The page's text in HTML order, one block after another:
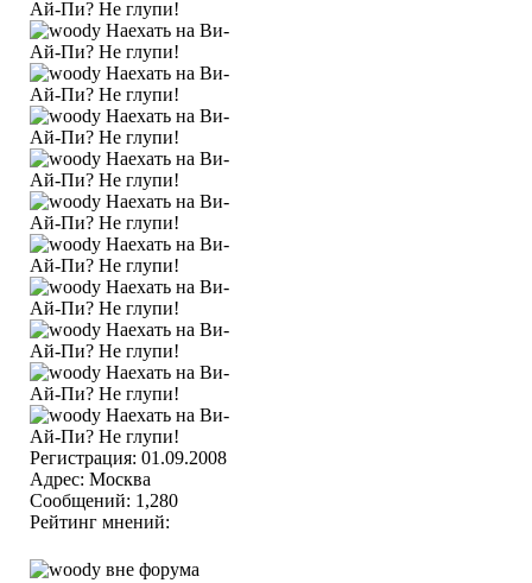
Регистрация: 01.09.2008
Адрес: Москва
Сообщений: 1,280
Рейтинг мнений: